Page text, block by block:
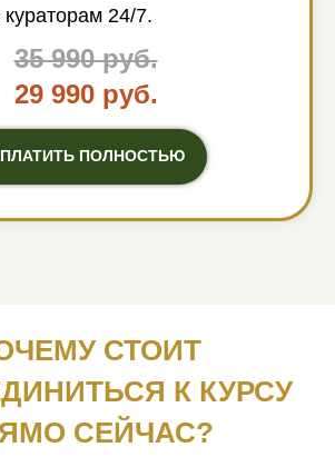
24/7.
35 990 руб.
29 990 руб.
ПОЛНОСТЬЮ
СТОИТ
К КУРСУ
СЕЙЧАС?